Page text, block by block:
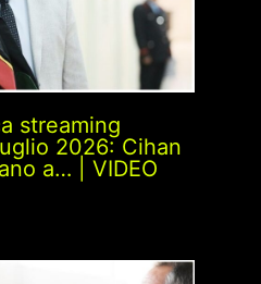
streaming
2026: Cihan
a… | VIDEO